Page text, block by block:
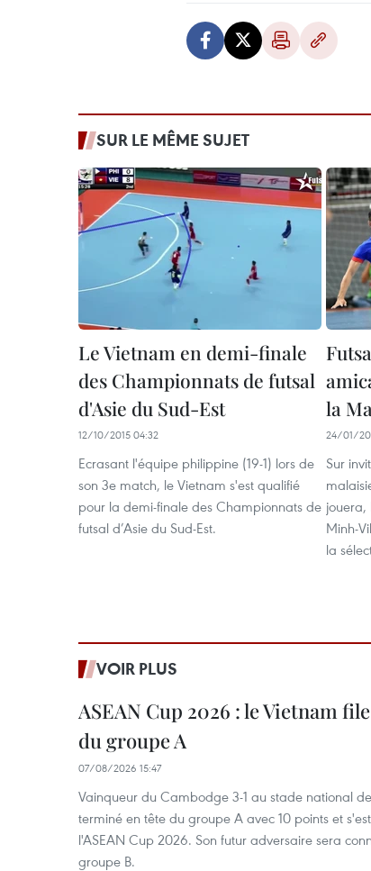
SUR LE MÊME SUJET
Le Vietnam en demi-finale
des Championnats de futsal
d'Asie du Sud-Est
12/10/2015 04:32
Ecrasant l'équipe philippine (19-1) lors de
son 3e match, le Vietnam s'est qualifié
pour la demi-finale des Championnats de
futsal d’Asie du Sud-Est.
la
24/01/
Sur
jouera,
Minh-
la
VOIR PLUS
ASEAN Cup 2026 : le Vietnam
du groupe A
07/08/2026 15:47
Vainqueur du Cambodge 3-1 au stade national
terminé en tête du groupe A avec 10 points et
l'ASEAN Cup 2026. Son futur adversaire sera
groupe B.